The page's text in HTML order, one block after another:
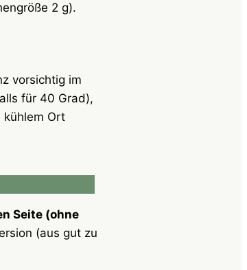
2 g).
vorsichtig im
für 40 Grad),
kühlem Ort
Seite (ohne
(aus gut zu